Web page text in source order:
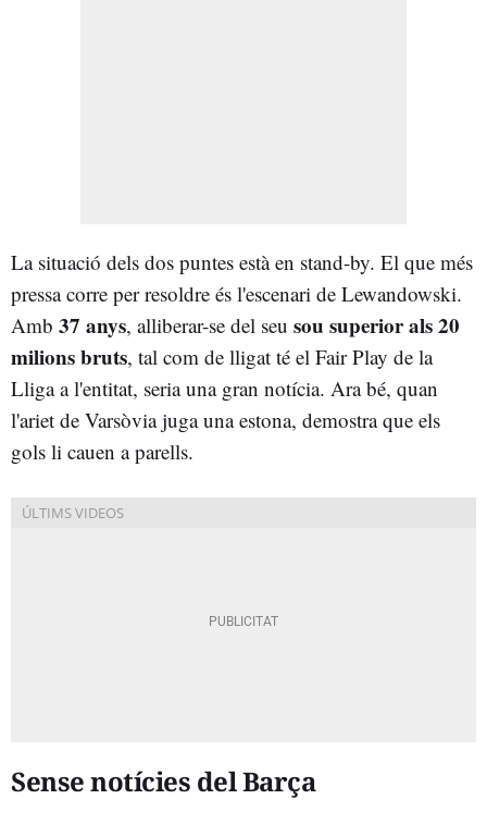
La situació dels dos puntes està en stand-by. El que més
pressa corre per resoldre és l'escenari de Lewandowski.
Amb 37 anys, alliberar-se del seu sou superior als 20
milions bruts, tal com de lligat té el Fair Play de la
Lliga a l'entitat, seria una gran notícia. Ara bé, quan
l'ariet de Varsòvia juga una estona, demostra que els
gols li cauen a parells.
Sense notícies del Barça